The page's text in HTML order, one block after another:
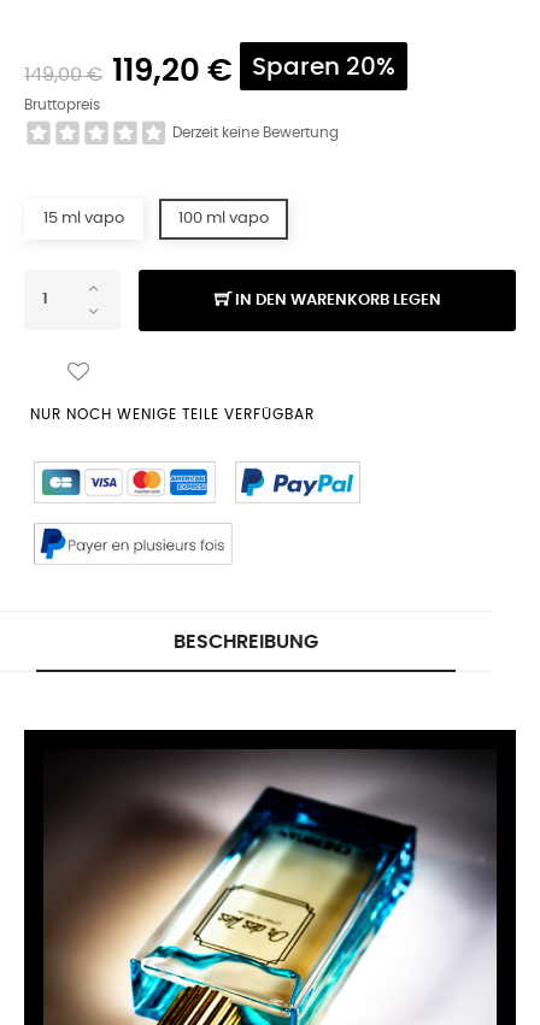
149,00 € 119,20 € Sparen 20%
Bruttopreis
Derzeit keine Bewertung
15 ml vapo 100 ml vapo
IN DEN WARENKORB LEGEN
NUR NOCH WENIGE TEILE VERFÜGBAR
BESCHREIBUNG